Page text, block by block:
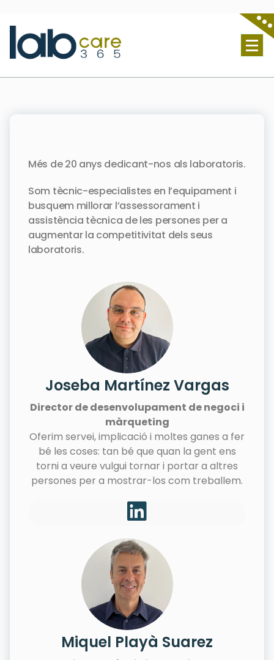
Més de 20 anys dedicant-nos als laboratoris.
Som tècnic-especialistes en l’equipament i
busquem millorar l’assessorament i
assistència tècnica de les persones per a
augmentar la competitivitat dels seus
laboratoris.
Joseba Martínez Vargas
Director de desenvolupament de negoci i
màrqueting
Oferim servei, implicació i moltes ganes a fer
bé les coses: tan bé que quan la gent ens
torni a veure vulgui tornar i portar a altres
persones per a mostrar-los com treballem.
Miquel Playà Suarez